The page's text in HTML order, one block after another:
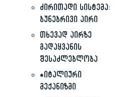
ძირითადი სისტემა:
ბუნებრივი აირი
თხევად აირზე
გადაყვანის
შესაძლებლობა
*იტალიური
მექანიზმი